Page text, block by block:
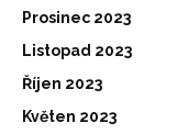
Prosinec 2023
Listopad 2023
Říjen 2023
Květen 2023